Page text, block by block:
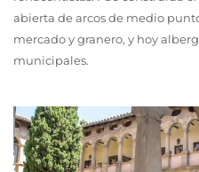
abierta de arcos de medio
mercado y granero, y hoy
municipales.